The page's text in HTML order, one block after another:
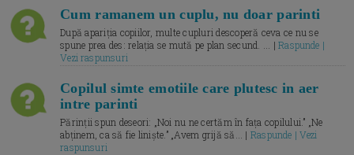
Cum ramanem un cuplu, nu doar parinti
După apariția copiilor, multe cupluri descoperă ceva ce nu se
spune prea des: relația se mută pe plan secund. ... |Raspunde |
Vezi raspunsuri
Copilul simte emotiile care plutesc in aer
intre parinti
Părinții spun deseori: „Noi nu ne certăm în fața copilului.” „Ne
abținem, ca să fie liniște.” „Avem grijă să... | Raspunde | Vezi
raspunsuri